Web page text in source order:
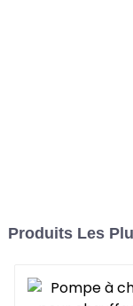
Produits Les